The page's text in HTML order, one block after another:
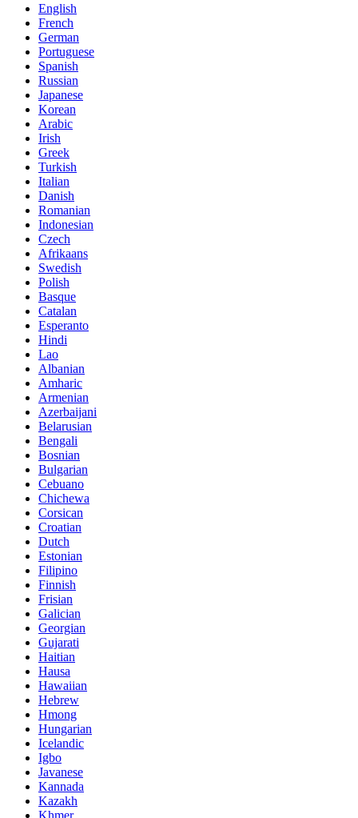
English
French
German
Portuguese
Spanish
Russian
Japanese
Korean
Arabic
Irish
Greek
Turkish
Italian
Danish
Romanian
Indonesian
Czech
Afrikaans
Swedish
Polish
Basque
Catalan
Esperanto
Hindi
Lao
Albanian
Amharic
Armenian
Azerbaijani
Belarusian
Bengali
Bosnian
Bulgarian
Cebuano
Chichewa
Corsican
Croatian
Dutch
Estonian
Filipino
Finnish
Frisian
Galician
Georgian
Gujarati
Haitian
Hausa
Hawaiian
Hebrew
Hmong
Hungarian
Icelandic
Igbo
Javanese
Kannada
Kazakh
Khmer